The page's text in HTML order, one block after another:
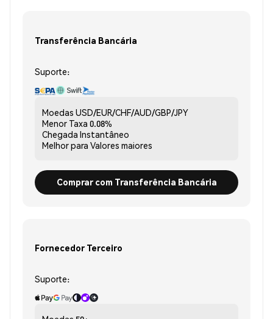
Transferência Bancária
Suporte:
Moedas USD/EUR/CHF/AUD/GBP/JPY
Menor Taxa 0.08%
Chegada Instantâneo
Melhor para Valores maiores
Comprar com Transferência Bancária
Fornecedor Terceiro
Suporte: